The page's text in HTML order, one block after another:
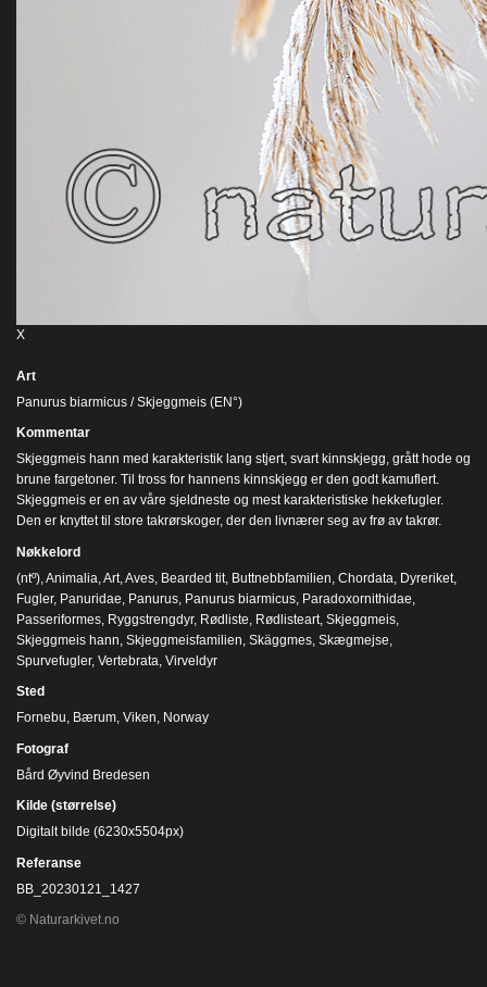
X
Art
Panurus biarmicus / Skjeggmeis (EN°)
Kommentar
Skjeggmeis hann med karakteristik lang stjert, svart kinnskjegg, grått hode og
brune fargetoner. Til tross for hannens kinnskjegg er den godt kamuflert.
Skjeggmeis er en av våre sjeldneste og mest karakteristiske hekkefugler.
Den er knyttet til store takrørskoger, der den livnærer seg av frø av takrør.
Nøkkelord
(ntº) Animalia Art Aves Bearded tit Buttnebbfamilien Chordata Dyreriket
Fugler, Panuridae Panurus Panurus biarmicus Paradoxornithidae
Passeriformes Ryggstrengdyr, Rødliste Rødlisteart Skjeggmeis
Skjeggmeis hann Skjeggmeisfamilien Skäggmes Skægmejse
Spurvefugler, Vertebrata Virveldyr
Sted
Fornebu, Bærum, Viken, Norway
Fotograf
Bård Øyvind Bredesen
Kilde (størrelse)
Digitalt bilde (6230x5504px)
Referanse
BB_20230121_1427
© Naturarkivet.no